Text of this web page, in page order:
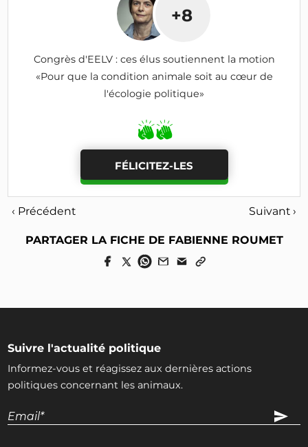
+8
Congrès d'EELV : ces élus soutiennent la motion
«Pour que la condition animale soit au cœur de
l'écologie politique»
FÉLICITEZ-LES
‹ Précédent Suivant ›
PARTAGER LA FICHE DE FABIENNE ROUMET
Suivre l'actualité politique
Informez-vous et réagissez aux dernières actions
politiques concernant les animaux.